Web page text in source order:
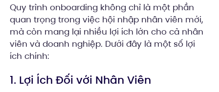
Quy trình onboarding không chỉ là một phần
quan trọng trong việc hội nhập nhân viên mới,
mà còn mang lại nhiều lợi ích lớn cho cả nhân
viên và doanh nghiệp. Dưới đây là một số lợi
ích chính:
1. Lợi Ích Đối với Nhân Viên